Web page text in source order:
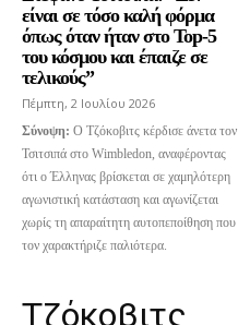
είναι σε τόσο καλή φόρμα
όπως όταν ήταν στο Top-5
του κόσμου και έπαιζε σε
τελικούς”
Πέμπτη, 2 Ιουλίου 2026
Σύνοψη: Ο Τζόκοβιτς κέρδισε άνετα τον
Τσιτσιπά στο Wimbledon, αναφέροντας
ότι ο Έλληνας βρίσκεται σε χαμηλότερη
αγωνιστική κατάσταση και αγωνίζεται
χωρίς τη απαραίτητη αυτοπεποίθηση που
τον χαρακτήριζε παλιότερα.
Τζόκοβιτς